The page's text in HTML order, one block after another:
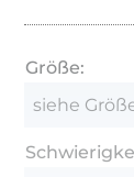
Größe:
siehe